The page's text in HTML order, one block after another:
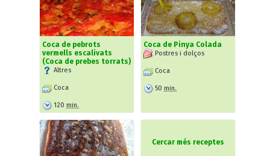
Coca de pebrots
vermells escalivats
(Coca de prebes torrats)
Altres
Coca
120 min.
Coca de Pinya Colada
Postres i dolços
Coca
50 min.
Cercar més receptes